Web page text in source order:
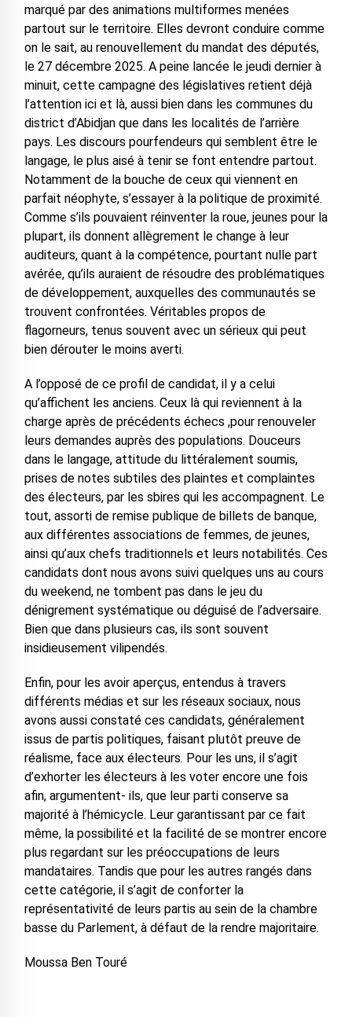
marqué par des animations multiformes menées
partout sur le territoire. Elles devront conduire comme
on le sait, au renouvellement du mandat des députés,
le 27 décembre 2025. A peine lancée le jeudi dernier à
minuit, cette campagne des législatives retient déjà
l’attention ici et là, aussi bien dans les communes du
district d’Abidjan que dans les localités de l’arrière
pays. Les discours pourfendeurs qui semblent être le
langage, le plus aisé à tenir se font entendre partout.
Notamment de la bouche de ceux qui viennent en
parfait néophyte, s’essayer à la politique de proximité.
Comme s’ils pouvaient réinventer la roue, jeunes pour la
plupart, ils donnent allègrement le change à leur
auditeurs, quant à la compétence, pourtant nulle part
avérée, qu’ils auraient de résoudre des problématiques
de développement, auxquelles des communautés se
trouvent confrontées. Véritables propos de
flagorneurs, tenus souvent avec un sérieux qui peut
bien dérouter le moins averti.
A l’opposé de ce profil de candidat, il y a celui
qu’affichent les anciens. Ceux là qui reviennent à la
charge après de précédents échecs ,pour renouveler
leurs demandes auprès des populations. Douceurs
dans le langage, attitude du littéralement soumis,
prises de notes subtiles des plaintes et complaintes
des électeurs, par les sbires qui les accompagnent. Le
tout, assorti de remise publique de billets de banque,
aux différentes associations de femmes, de jeunes,
ainsi qu’aux chefs traditionnels et leurs notabilités. Ces
candidats dont nous avons suivi quelques uns au cours
du weekend, ne tombent pas dans le jeu du
dénigrement systématique ou déguisé de l’adversaire.
Bien que dans plusieurs cas, ils sont souvent
insidieusement vilipendés.
Enfin, pour les avoir aperçus, entendus à travers
différents médias et sur les réseaux sociaux, nous
avons aussi constaté ces candidats, généralement
issus de partis politiques, faisant plutôt preuve de
réalisme, face aux électeurs. Pour les uns, il s’agit
d’exhorter les électeurs à les voter encore une fois
afin, argumentent- ils, que leur parti conserve sa
majorité à l’hémicycle. Leur garantissant par ce fait
même, la possibilité et la facilité de se montrer encore
plus regardant sur les préoccupations de leurs
mandataires. Tandis que pour les autres rangés dans
cette catégorie, il s’agit de conforter la
représentativité de leurs partis au sein de la chambre
basse du Parlement, à défaut de la rendre majoritaire.
Moussa Ben Touré